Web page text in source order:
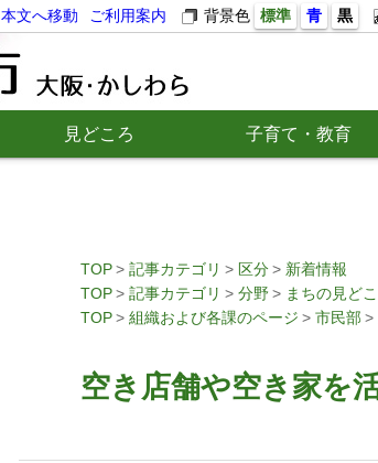
本文へ移動 ご利用案内 背景色 標準 青 黒
見どころ 子育て・教育
TOP 記事カテゴリ 区分
新着情報
TOP
記事カテゴリ 分野 まちの見ど
TOP
組織および各課のページ 市民部
空き店舗や空き家を